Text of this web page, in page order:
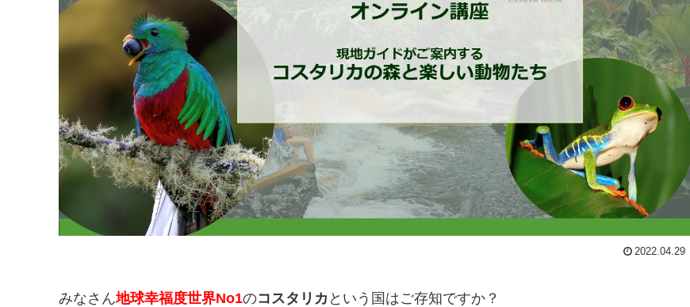
2022.04.29
みなさん地球幸福度世界No1のコスタリカ という国はご存知ですか？